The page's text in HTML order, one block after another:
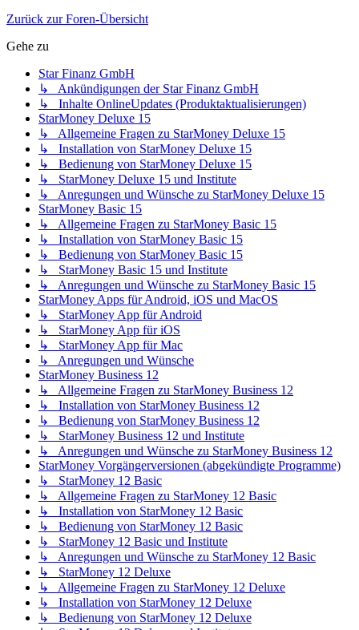
Zurück zur Foren-Übersicht
Gehe zu
Star Finanz GmbH
↳ Ankündigungen der Star Finanz GmbH
↳ Inhalte OnlineUpdates (Produktaktualisierungen)
StarMoney Deluxe 15
↳ Allgemeine Fragen zu StarMoney Deluxe 15
↳ Installation von StarMoney Deluxe 15
↳ Bedienung von StarMoney Deluxe 15
↳ StarMoney Deluxe 15 und Institute
↳ Anregungen und Wünsche zu StarMoney Deluxe 15
StarMoney Basic 15
↳ Allgemeine Fragen zu StarMoney Basic 15
↳ Installation von StarMoney Basic 15
↳ Bedienung von StarMoney Basic 15
↳ StarMoney Basic 15 und Institute
↳ Anregungen und Wünsche zu StarMoney Basic 15
StarMoney Apps für Android, iOS und MacOS
↳ StarMoney App für Android
↳ StarMoney App für iOS
↳ StarMoney App für Mac
↳ Anregungen und Wünsche
StarMoney Business 12
↳ Allgemeine Fragen zu StarMoney Business 12
↳ Installation von StarMoney Business 12
↳ Bedienung von StarMoney Business 12
↳ StarMoney Business 12 und Institute
↳ Anregungen und Wünsche zu StarMoney Business 12
StarMoney Vorgängerversionen (abgekündigte Programme)
↳ StarMoney 12 Basic
↳ Allgemeine Fragen zu StarMoney 12 Basic
↳ Installation von StarMoney 12 Basic
↳ Bedienung von StarMoney 12 Basic
↳ StarMoney 12 Basic und Institute
↳ Anregungen und Wünsche zu StarMoney 12 Basic
↳ StarMoney 12 Deluxe
↳ Allgemeine Fragen zu StarMoney 12 Deluxe
↳ Installation von StarMoney 12 Deluxe
↳ Bedienung von StarMoney 12 Deluxe